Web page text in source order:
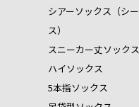
シアーソックス（シ
ス）
スニーカー丈ソックス
ハイソックス
5本指ソックス